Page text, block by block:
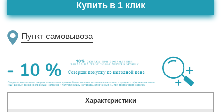
Пункт самовывоза
Купить в 1 клик
Характеристики